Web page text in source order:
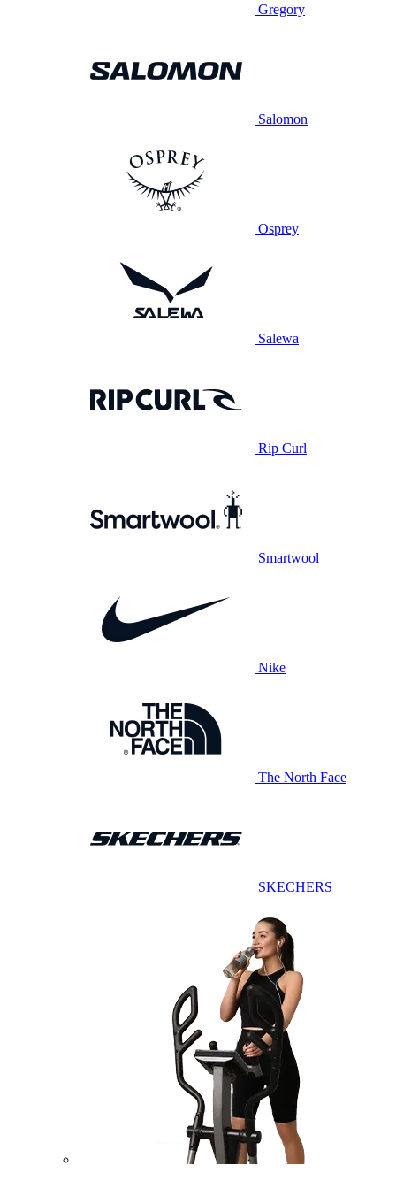
Gregory
Salomon
Osprey
Salewa
Rip Curl
Smartwool
Nike
The North Face
SKECHERS